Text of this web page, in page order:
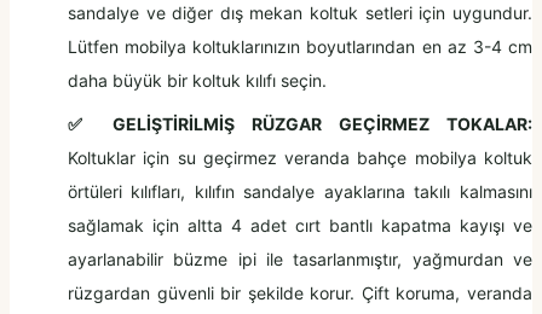
sandalye ve diğer dış mekan koltuk setleri için uygundur.
Lütfen mobilya koltuklarınızın boyutlarından en az 3-4 cm
daha büyük bir koltuk kılıfı seçin.
✅ GELİŞTİRİLMİŞ RÜZGAR GEÇİRMEZ TOKALAR:
Koltuklar için su geçirmez veranda bahçe mobilya koltuk
örtüleri kılıfları, kılıfın sandalye ayaklarına takılı kalmasını
sağlamak için altta 4 adet cırt bantlı kapatma kayışı ve
ayarlanabilir büzme ipi ile tasarlanmıştır, yağmurdan ve
rüzgardan güvenli bir şekilde korur. Çift koruma, veranda